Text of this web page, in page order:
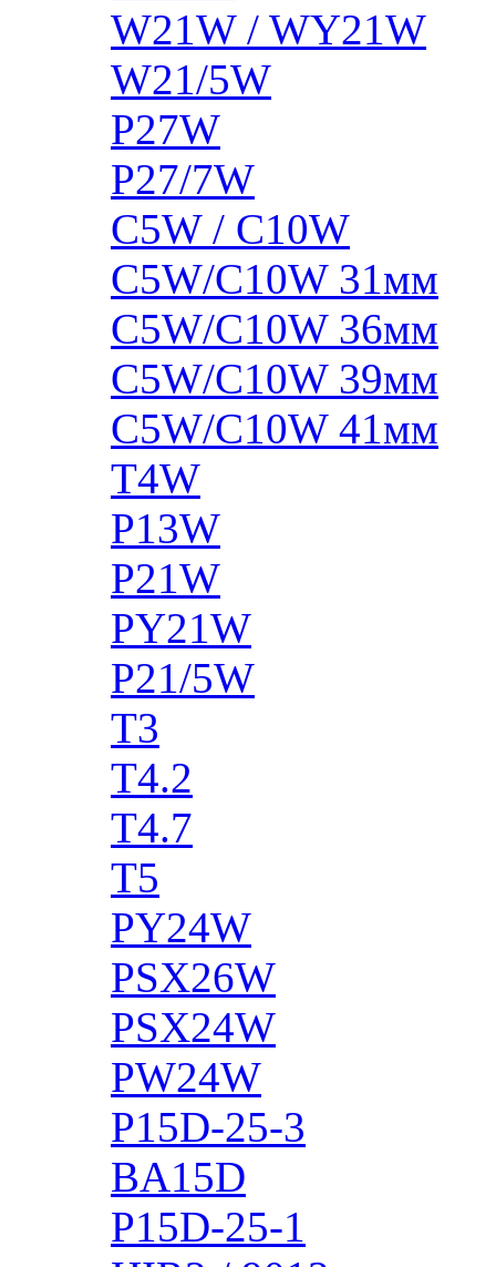
W21W / WY21W
W21/5W
P27W
P27/7W
C5W / C10W
C5W/C10W 31мм
C5W/C10W 36мм
C5W/C10W 39мм
C5W/C10W 41мм
T4W
P13W
P21W
PY21W
P21/5W
T3
T4.2
T4.7
T5
PY24W
PSX26W
PSX24W
PW24W
P15D-25-3
BA15D
P15D-25-1